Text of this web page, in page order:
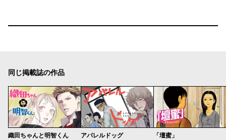
同じ掲載誌の作品
織田ちゃんと明智くん アパレルドッグ 「壇蜜」